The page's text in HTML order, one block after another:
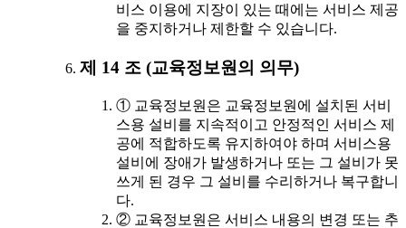
비스 이용에 지장이 있는 때에는 서비스 제공
을 중지하거나 제한할 수 있습니다.
제 14 조 (교육정보원의 의무)
① 교육정보원은 교육정보원에 설치된 서비
스용 설비를 지속적이고 안정적인 서비스 제
공에 적합하도록 유지하여야 하며 서비스용
설비에 장애가 발생하거나 또는 그 설비가 못
쓰게 된 경우 그 설비를 수리하거나 복구합니
다.
② 교육정보원은 서비스 내용의 변경 또는 추